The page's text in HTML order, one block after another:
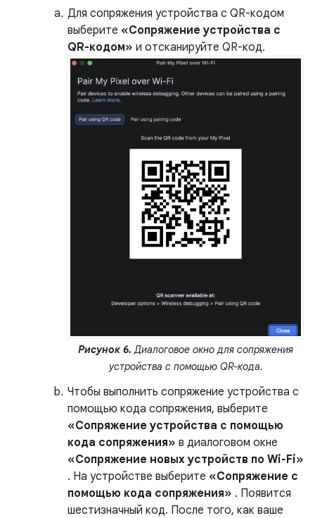
Для сопряжения устройства с QR-кодом
выберите «Сопряжение устройства с
QR-кодом» и отсканируйте QR-код.
Рисунок 6. Диалоговое окно для сопряжения
устройства с помощью QR-кода.
Чтобы выполнить сопряжение устройства с
помощью кода сопряжения, выберите
«Сопряжение устройства с помощью
кода сопряжения» в диалоговом окне
«Сопряжение новых устройств по Wi-Fi»
. На устройстве выберите «Сопряжение с
помощью кода сопряжения» . Появится
шестизначный код. После того, как ваше